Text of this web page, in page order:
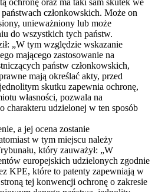
ochronę oraz ma taki sam skutek we
członkowskich. Może on
unieważniony lub może
do wszystkich tych państw.
„W tym względzie wskazanie
mającego zastosowanie na
państw członkowskich,
mają określać akty, przed
skutku zapewnia ochronę,
własności, pozwala na
charakteru udzielonej w ten sposób
a jej ocena zostanie
w tym miejscu należy
który zauważył: „W
europejskich udzielonych zgodnie
KPE, które to patenty zapewniają w
tej konwencji ochronę o zakresie